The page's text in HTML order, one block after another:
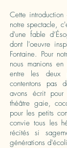
Cette
notre spectacle,
d'une fable
dont l'oeuvre
Fontaine. Pour
nous manions
entre les deux
contentons pas
avons écrit
théâtre gaie,
pour les petits
convie tous les
récités si
générations